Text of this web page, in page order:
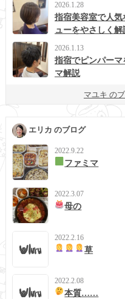
2026.1.28
指宿美容室で人
ューをやさしく解
2026.1.13
指宿でピンパー
マ解説
マユキ の
エリカ のブログ
2022.9.22
ファミマ
2022.3.07
母の
2022.2.16
草
2022.2.08
本質……